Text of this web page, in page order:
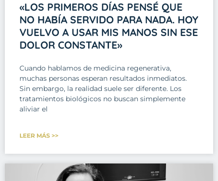
«LOS PRIMEROS DÍAS PENSÉ QUE
NO HABÍA SERVIDO PARA NADA. HOY
VUELVO A USAR MIS MANOS SIN ESE
DOLOR CONSTANTE»
Cuando hablamos de medicina regenerativa,
muchas personas esperan resultados inmediatos.
Sin embargo, la realidad suele ser diferente. Los
tratamientos biológicos no buscan simplemente
aliviar el
LEER MÁS >>